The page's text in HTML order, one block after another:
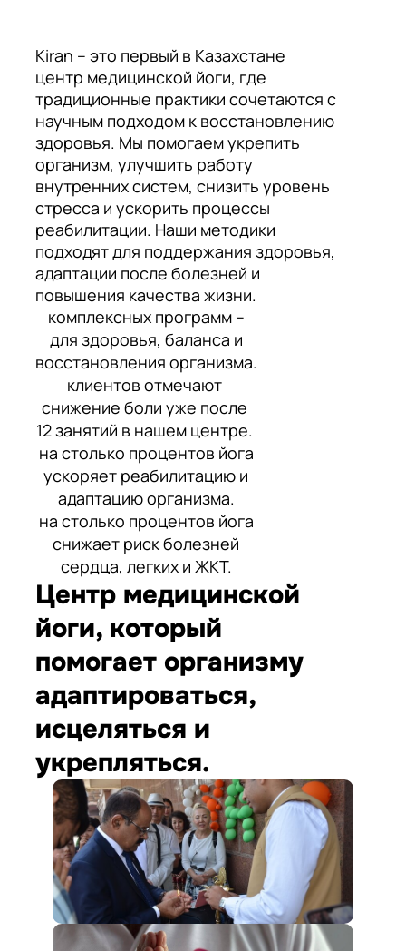
Kiran – это первый в Казахстане
центр медицинской йоги, где
традиционные практики сочетаются с
научным подходом к восстановлению
здоровья. Мы помогаем укрепить
организм, улучшить работу
внутренних систем, снизить уровень
стресса и ускорить процессы
реабилитации. Наши методики
подходят для поддержания здоровья,
адаптации после болезней и
повышения качества жизни.
комплексных программ –
для здоровья, баланса и
восстановления организма.
клиентов отмечают
снижение боли уже после
12 занятий в нашем центре.
на столько процентов йога
ускоряет реабилитацию и
адаптацию организма.
на столько процентов йога
снижает риск болезней
сердца, легких и ЖКТ.
Центр медицинской
йоги, который
помогает организму
адаптироваться,
исцеляться и
укрепляться.